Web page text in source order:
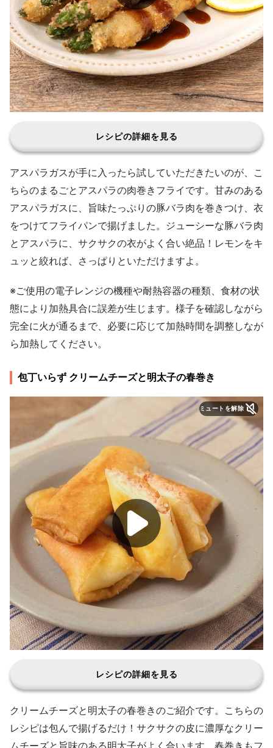
レシピの詳細を見る
アスパラガスが手に入ったら試していただきたいのが、こ
ちらのまるごとアスパラの肉巻きフライです。甘みのある
アスパラガスに、旨味たっぷりの豚バラ肉を巻きつけ、衣
をつけてフライパンで揚げました。ジューシーな豚バラ肉
とアスパラに、サクサクの衣がよく合い絶品！レモンをキ
ュッと絞れば、さっぱりといただけますよ。
※ご使用の電子レンジの機種や耐熱容器の種類、食材の状
態により加熱具合に誤差が生じます。様子を確認しながら
完全に火が通るまで、必要に応じて加熱時間を調整しなが
ら加熱してください。
包丁いらず クリームチーズと明太子の春巻き
ミュートを解除
レシピの詳細を見る
クリームチーズと明太子の春巻きのご紹介です。こちらの
レシピは包んで揚げるだけ！サクサクの皮に濃厚なクリー
ムチーズと旨味のある明太子がよく合います。春巻きもフ